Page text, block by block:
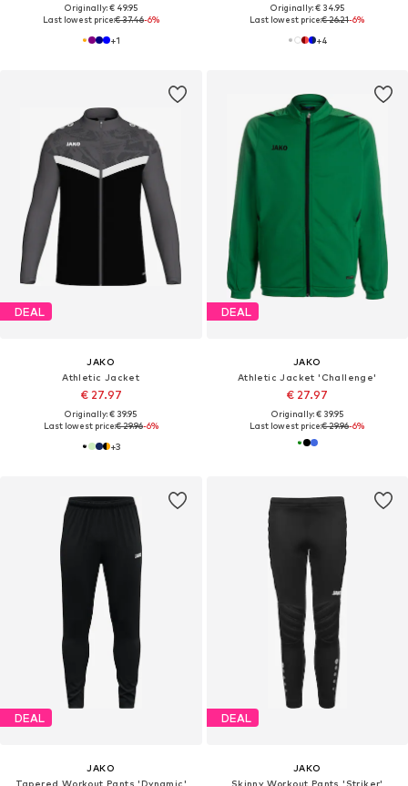
Originally: € 49.95
Last lowest price:€ 37.46-6%
+1
Originally: € 34.95
Last lowest price:€ 26.21-6%
+4
DEAL
JAKO
Athletic Jacket
€ 27.97
Originally: € 39.95
Last lowest price:€ 29.96-6%
+3
DEAL
JAKO
Athletic Jacket 'Challenge'
€ 27.97
Originally: € 39.95
Last lowest price:€ 29.96-6%
DEAL
JAKO
Tapered Workout Pants 'Dynamic'
DEAL
JAKO
Skinny Workout Pants 'Striker'